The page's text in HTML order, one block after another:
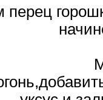
перец